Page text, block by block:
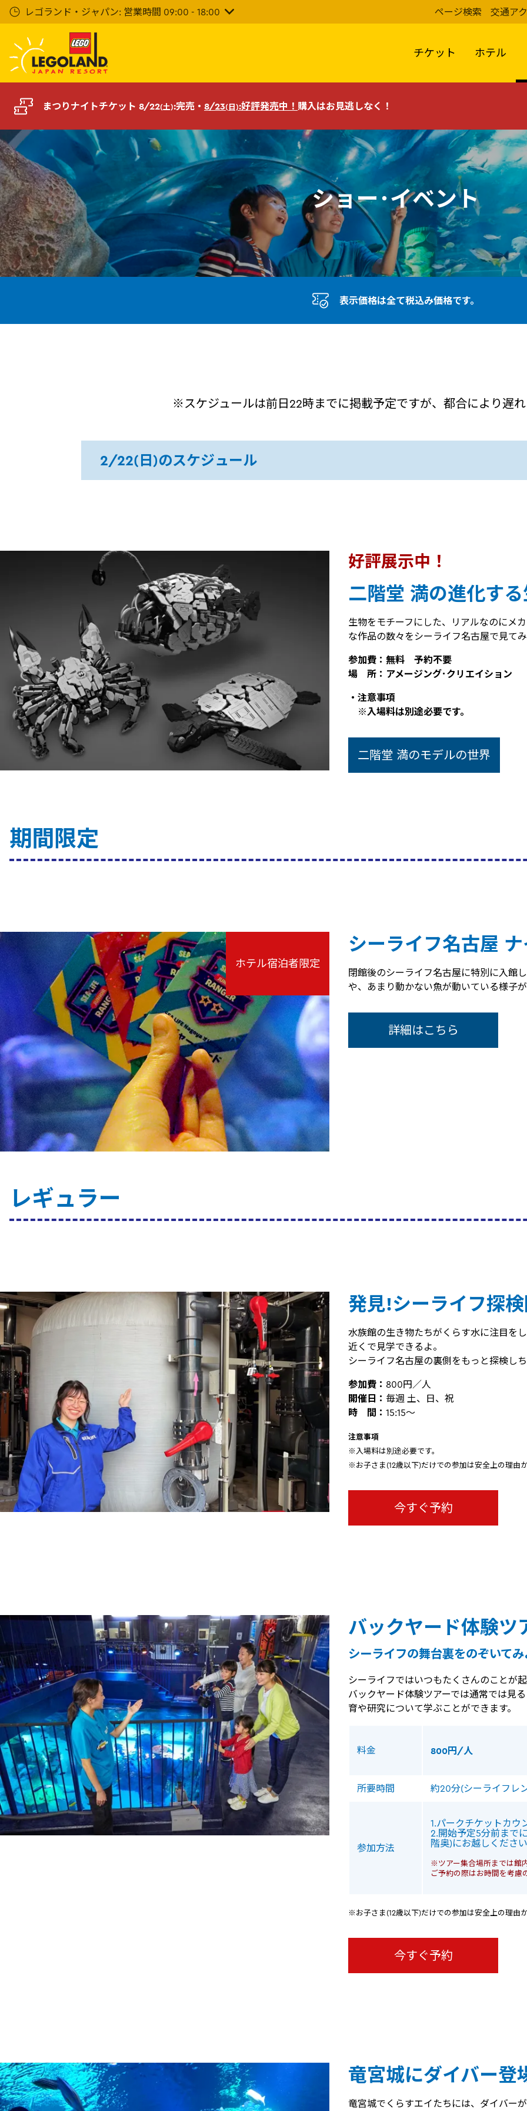
イ
レゴランド・ジャパン: 営業時間 09:00 - 18:00 ページ検索 交通ア
チケット ホテル
まつりナイトチケット 8/22(土):完売・ 8/23(日):好評発売中！ 購入はお見逃しなく！
ショー･イベント
表示価格は全て税込み価格です。
※スケジュールは前日22時までに掲載予定ですが、都合により遅
2/22(日)のスケジュール
好評展示中！
二階堂 満の進化す
生物をモチーフにした、リアルなのにメ
な作品の数々をシーライフ名古屋で見て
参加費：無料 予約不要
場 所：アメージング･クリエイション
・注意事項
※入場料は別途必要です。
二階堂 満のモデルの世界
期間限定
ホテル宿泊者限定
シーライフ名古屋
閉館後のシーライフ名古屋に特別に入館
や、あまり動かない魚が動いている様子
詳細はこちら
レギュラー
発見!シーライフ探
水族館の生き物たちがくらす水に注目を
近くで見学できるよ。
シーライフ名古屋の裏側をもっと探検し
参加費： 800円／人
開催日： 毎週 土、日、祝
時 間： 15:15～
注意事項
※入場料は別途必要です。
※お子さま(12歳以下)だけでの参加は安全上の理由
今すぐ予約
バックヤード体験ツ
シーライフの舞台裏をのぞいて
シーライフではいつもたくさんのことが
バックヤード体験ツアーでは通常では見
育や研究について学ぶことができます。
料金 800円/人
所要時間 約20分(シーライフレ
参加方法
1.パークチケットカウ
2.開始予定5分前まで
階奥)にお越しくださ
※ツアー集合場所までは館
ご予約の際はお時間を考慮
※お子さま(12歳以下)だけでの参加は安全上の理由
今すぐ予約
竜宮城にダイバー登
竜宮城でくらすエイたちには、ダイバー